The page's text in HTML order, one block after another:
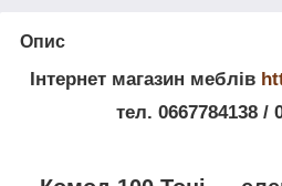
Опис
Інтернет магазин меблів
тел. 0667784138 /